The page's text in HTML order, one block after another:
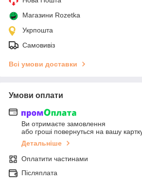
Магазини Rozetka
Укрпошта
Самовивіз
Всі умови доставки
Умови оплати
Ви отримаєте замовлення
або гроші повернуться на вашу
Детальніше
Оплатити частинами
Післяплата